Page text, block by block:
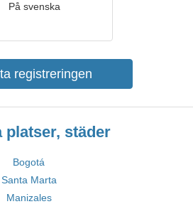
På svenska
registreringen
platser, städer
Bogotá
Santa Marta
Manizales